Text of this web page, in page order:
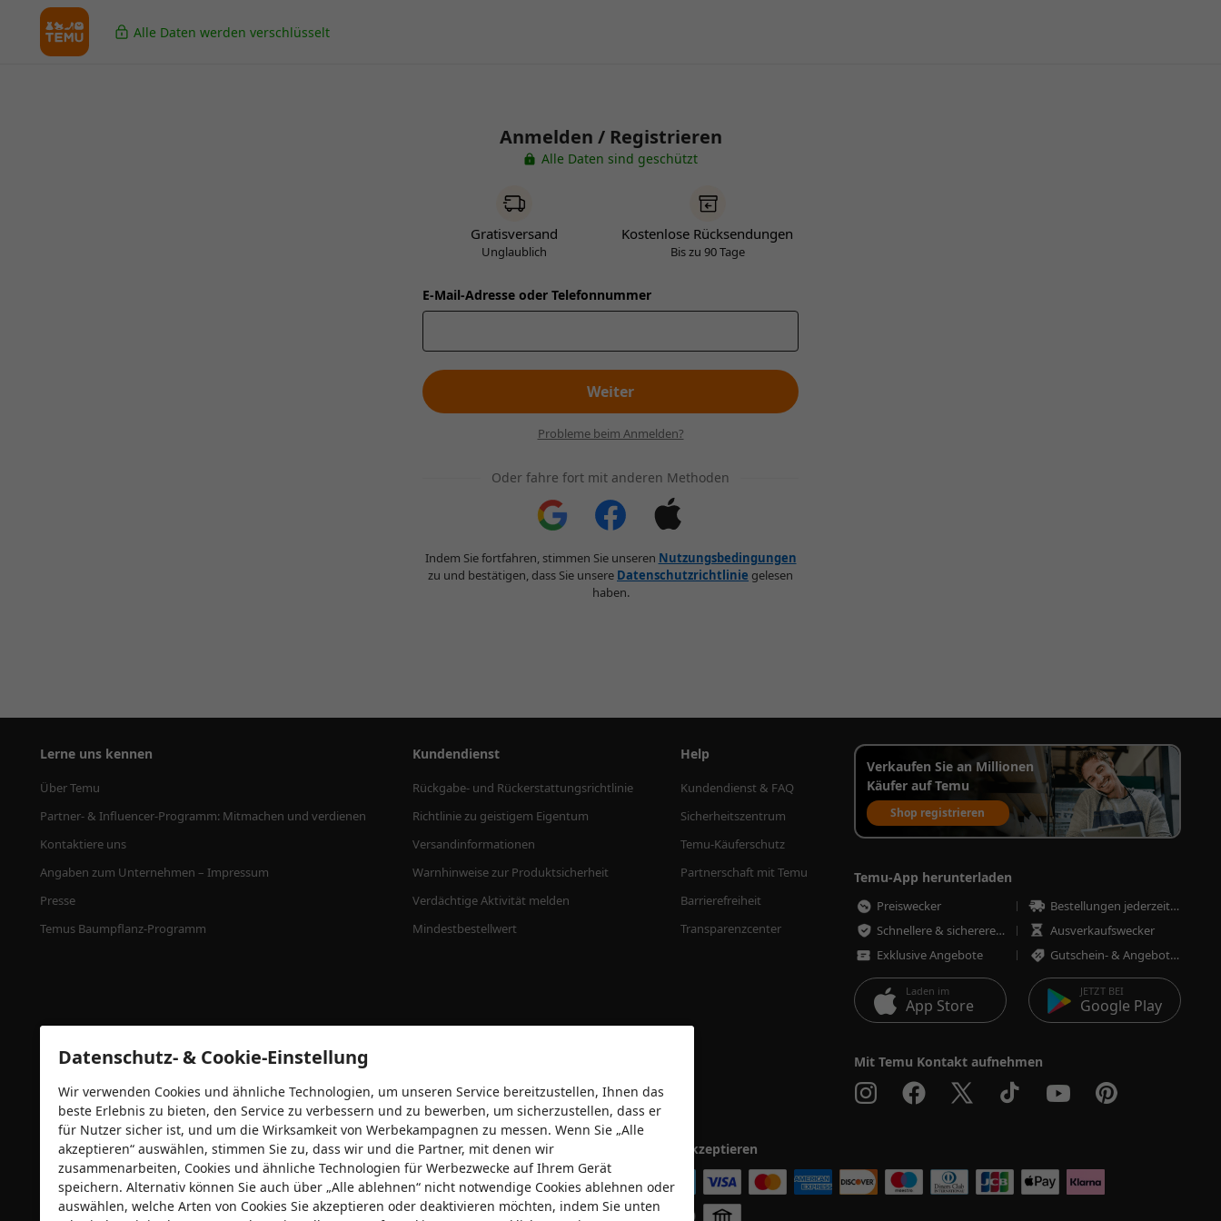
Alle Daten werden verschlüsselt
Anmelden / Registrieren
Alle Daten sind geschützt
Gratisversand
Unglaublich
Kostenlose Rücksendungen
Bis zu 90 Tage
E-Mail-Adresse oder Telefonnummer
Weiter
Probleme beim Anmelden?
Oder fahre fort mit anderen Methoden
Indem Sie fortfahren, stimmen Sie unseren Nutzungsbedingungen
zu und bestätigen, dass Sie unsere Datenschutzrichtlinie gelesen
haben.
Lerne uns kennen
Über Temu
Partner- & Influencer-Programm: Mitmachen und verdienen
Kontaktiere uns
Angaben zum Unternehmen – Impressum
Presse
Temus Baumpflanz-Programm
Kundendienst
Rückgabe- und Rückerstattungsrichtlinie
Richtlinie zu geistigem Eigentum
Versandinformationen
Warnhinweise zur Produktsicherheit
Verdächtige Aktivität melden
Mindestbestellwert
Help
Kundendienst & FAQ
Sicherheitszentrum
Temu-Käuferschutz
Partnerschaft mit Temu
Barrierefreiheit
Transparenzcenter
Verkaufen Sie an Millionen
Käufer auf Temu
Shop registrieren
Temu-App herunterladen
Preiswecker
Bestellungen jederzeit nachverfolgen
Schnellere & sicherere Bestellungen
Ausverkaufswecker
Exklusive Angebote
Gutschein- & Angebotswecker
Laden im
App Store
JETZT BEI
Google Play
Mit Temu Kontakt aufnehmen
Sicherheitszertifizierungen Wir akzeptieren
Datenschutz- & Cookie-Einstellung
Wir verwenden Cookies und ähnliche Technologien, um unseren Service bereitzustellen, Ihnen das
beste Erlebnis zu bieten, den Service zu verbessern und zu bewerben, um sicherzustellen, dass er
für Nutzer sicher ist, und um die Wirksamkeit von Werbekampagnen zu messen. Wenn Sie „Alle
akzeptieren“ auswählen, stimmen Sie zu, dass wir und die Partner, mit denen wir
zusammenarbeiten, Cookies und ähnliche Technologien für Werbezwecke auf Ihrem Gerät
speichern. Alternativ können Sie auch über „Alle ablehnen“ nicht notwendige Cookies ablehnen oder
auswählen, welche Arten von Cookies Sie akzeptieren oder deaktivieren möchten, indem Sie unten